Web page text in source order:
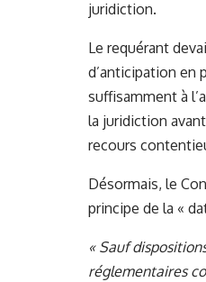
juridiction.
Le requérant
d’anticipation en
suffisamment à
la juridiction
recours
Désormais, le
principe de la «
« Sauf
réglementaires